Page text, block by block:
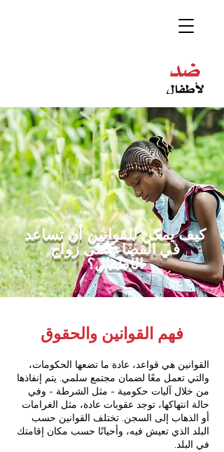
كيف يمكن للقوانين أن تساعد
في القضاء على زواج
الأطفال؟
فهم القوانين والحقوق
القوانين هي قواعد، عادة ما تضعها الحكومات،
والتي تعمل معًا لضمان مجتمع سلمي. يتم إنفاذها
من خلال آليات حكومية - مثل الشرطة - وفي
حالة انتهاكها، توجد عقوبات عادة، مثل الغرامات
أو الذهاب إلى السجن. تختلف القوانين حسب
البلد الذي تعيش فيه، وأحيانًا حسب مكان إقامتك
في البلد.